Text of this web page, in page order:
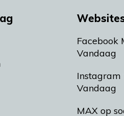
Facebook
Vandaag
Instagram
Vandaag
MAX op